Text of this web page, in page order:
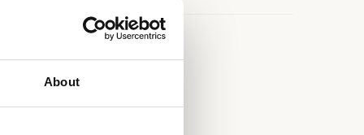
About